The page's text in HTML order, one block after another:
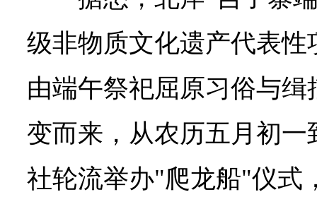
级非物质文化遗产代表
由端午祭祀屈原习俗与
变而来，从农历五月初
社轮流举办"爬龙船"仪式